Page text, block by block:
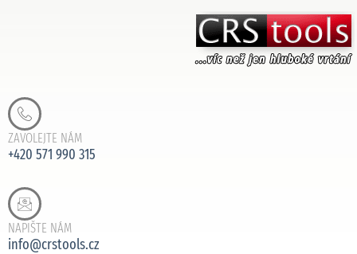
ZAVOLEJTE NÁM
+420 571 990 315
NAPIŠTE NÁM
info@crstools.cz